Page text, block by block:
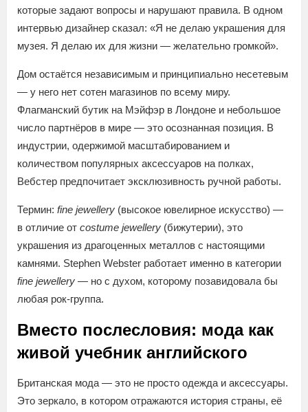
которые задают вопросы и нарушают правила. В одном
интервью дизайнер сказал: «Я не делаю украшения для
музея. Я делаю их для жизни — желательно громкой».
Дом остаётся независимым и принципиально несетевым
— у него нет сотен магазинов по всему миру.
Флагманский бутик на Мэйфэр в Лондоне и небольшое
число партнёров в мире — это осознанная позиция. В
индустрии, одержимой масштабированием и
количеством популярных аксессуаров на полках,
Вебстер предпочитает эксклюзивность ручной работы.
Термин: fine jewellery (высокое ювелирное искусство) —
в отличие от costume jewellery (бижутерии), это
украшения из драгоценных металлов с настоящими
камнями. Stephen Webster работает именно в категории
fine jewellery — но с духом, которому позавидовала бы
любая рок-группа.
Вместо послесловия: мода как
живой учебник английского
Британская мода — это не просто одежда и аксессуары.
Это зеркало, в котором отражаются история страны, её